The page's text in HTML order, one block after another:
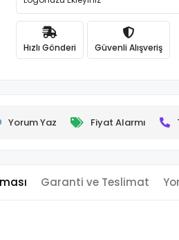
Hızlı Gönderi Güvenli Alışveriş
Yorum Yaz Fiyat Alarmı
Garanti ve Teslimat